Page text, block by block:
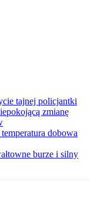
tajnej policjantki
zmianę
dobowa
burze i silny